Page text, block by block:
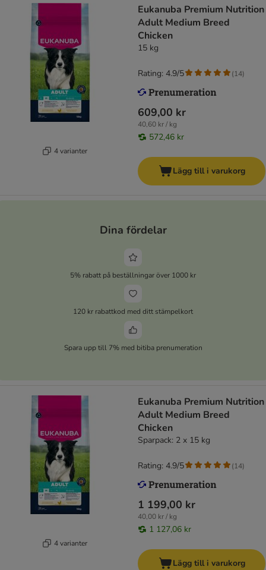
4 varianter
Eukanuba Premium Nutrition
Adult Medium Breed
Chicken
15 kg
609,00 kr
40,60 kr / kg
572,46 kr
Rating: 4.9/5 (14)
Lägg till i varukorg
Dina fördelar
5% rabatt på beställningar över 1000 kr
120 kr rabattkod med ditt stämpelkort
Spara upp till 7% med bitiba prenumeration
4 varianter
Eukanuba Premium Nutrition
Adult Medium Breed
Chicken
Sparpack: 2 x 15 kg
1 199,00 kr
40,00 kr / kg
1 127,06 kr
Rating: 4.9/5 (14)
Lägg till i varukorg